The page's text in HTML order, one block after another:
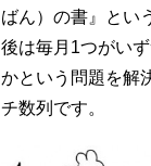
ばん）の書』とい
後は毎月1つがい
かという問題を解
チ数列です。